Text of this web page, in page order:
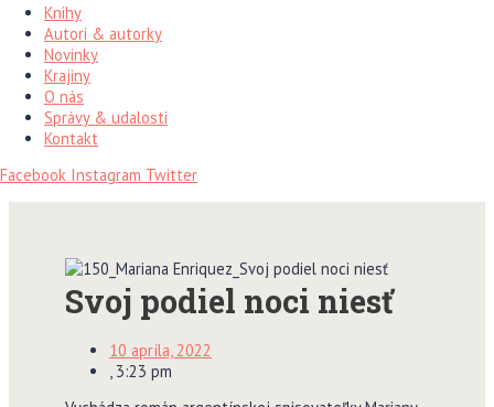
Knihy
Autori & autorky
Novinky
Krajiny
O nás
Správy & udalosti
Kontakt
Facebook Instagram Twitter
Svoj podiel noci niesť
10 apríla, 2022
3:23 pm